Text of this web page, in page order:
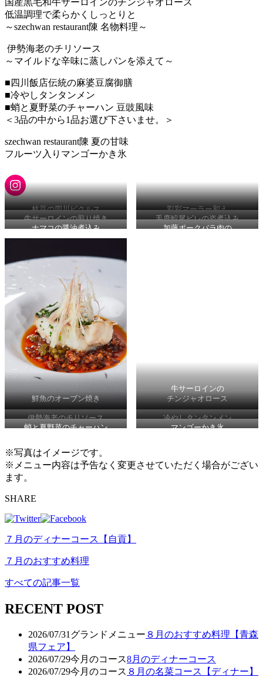
低温調理で柔らかくしっとりと
～szechwan restaurant陳 名物料理～
伊勢海老のチリソース
～マイルドな辛味に蒸しパンを添えて～
■四川飯店伝統の麻婆豆腐御膳
■冷やしタンタンメン
■蛸と夏野菜のチャーハン 豆豉風味
＜3品の中から1品お選び下さいませ。＞
szechwan restaurant陳 夏の甘味
フルーツ入りマンゴーかき氷
Instagram
枝豆の四川ピクルス
彩彩マーラー和え
牛サーロインの煎り焼き
毛鹿鮫尾ビレの姿煮込み
～葱香る国産山椒ソース～
ナマコの醤油煮込み
加藤ポークバラ肉の
鮮魚のオーブン焼き
牛サーロインの
チンジャオロース
伊勢海老のチリソース
冷やしタンタンメン
蛸と夏野菜のチャーハン
マンゴーかき氷
※写真はイメージです。
※メニュー内容は予告なく変更させていただく場合がござい
ます。
SHARE
７月のディナーコース【自貢】
７月のおすすめ料理
すべての記事一覧
RECENT POST
2026/07/31 グランドメニュー ８月のおすすめ料理【青森
県フェア】
2026/07/29今月のコース8月のディナーコース
2026/07/29今月のコース ８月の名菜コース【ディナー】